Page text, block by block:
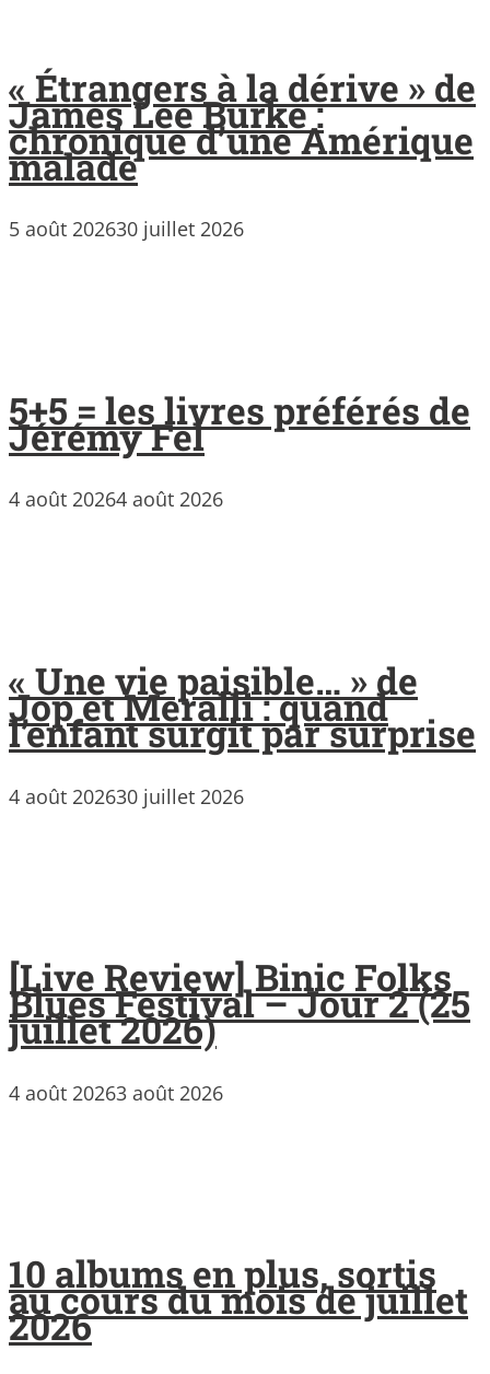
« Étrangers à la dérive » de
James Lee Burke :
chronique d’une Amérique
malade
5 août 202630 juillet 2026
5+5 = les livres préférés de
Jérémy Fel
4 août 20264 août 2026
« Une vie paisible… » de
Jop et Meralli : quand
l’enfant surgit par surprise
4 août 202630 juillet 2026
[Live Review] Binic Folks
Blues Festival – Jour 2 (25
juillet 2026)
4 août 20263 août 2026
10 albums en plus, sortis
au cours du mois de juillet
2026